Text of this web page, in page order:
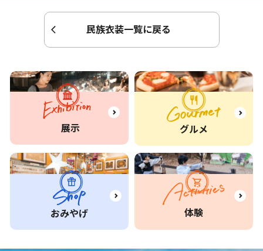
民族衣装一覧に戻る
展示 グルメ
おみやげ 体験